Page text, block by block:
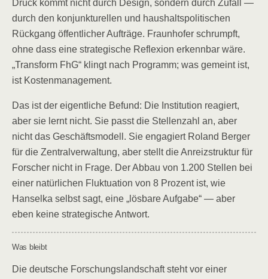
Druck kommt nicht durch Design, sondern durch Zufall —
durch den konjunkturellen und haushaltspolitischen
Rückgang öffentlicher Aufträge. Fraunhofer schrumpft,
ohne dass eine strategische Reflexion erkennbar wäre.
„Transform FhG“ klingt nach Programm; was gemeint ist,
ist Kostenmanagement.
Das ist der eigentliche Befund: Die Institution reagiert,
aber sie lernt nicht. Sie passt die Stellenzahl an, aber
nicht das Geschäftsmodell. Sie engagiert Roland Berger
für die Zentralverwaltung, aber stellt die Anreizstruktur für
Forscher nicht in Frage. Der Abbau von 1.200 Stellen bei
einer natürlichen Fluktuation von 8 Prozent ist, wie
Hanselka selbst sagt, eine „lösbare Aufgabe“ — aber
eben keine strategische Antwort.
Was bleibt
Die deutsche Forschungslandschaft steht vor einer